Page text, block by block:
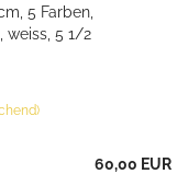
5 Farben,
weiss, 5 1/2
60,00 EUR